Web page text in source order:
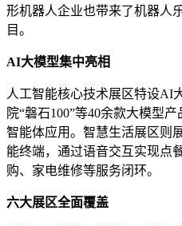
形机器人企业也带来了机器人
目。
AI大模型集中亮相
人工智能核心技术展区特设AI
院“磐石100”等40余款大模型
智能体应用。智慧生活展区则
能终端，通过语音交互实现点
购、家电维修等服务闭环。
六大展区全面覆盖